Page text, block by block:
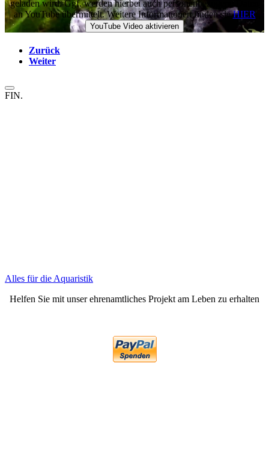
geladen wird. Ggf. werden hierbei auch personenbezogene Daten
an YouTube übermittelt. Weitere Informationen finden sieHIER
Zurück
Weiter
FIN.
Alles für die Aquaristik
Helfen Sie mit unser ehrenamtliches Projekt am Leben zu erhalten